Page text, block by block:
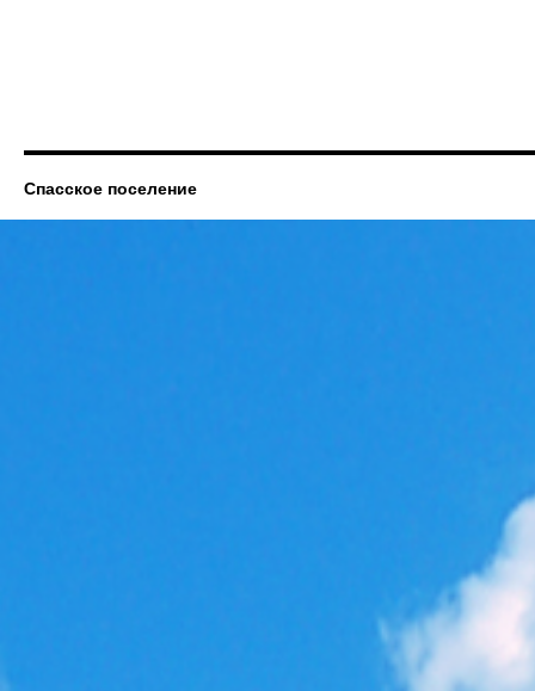
Спасское поселение